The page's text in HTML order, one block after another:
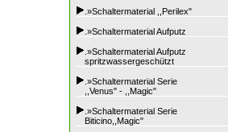
.»Schaltermaterial ,,Perilex"
.»Schaltermaterial Aufputz
.»Schaltermaterial Aufputz
spritzwassergeschützt
.»Schaltermaterial Serie
,,Venus" - ,,Magic"
.»Schaltermaterial Serie
Biticino,,Magic"